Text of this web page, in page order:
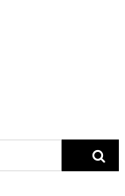
Search
for: